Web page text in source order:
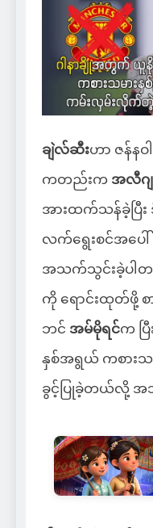
ချဲလ်ဆီးဟာ ဇန်န
ကတည်းက အလီဂျ
အားထက်သန်ခဲ့ပြီး
လက်ရွေးစင်အပေ
အသက်သွင်းခဲ့ပါ
ကို ရောင်းထုတ်ဖို့ စာ
ဘင် အမ်မိုရင်က ပ
နှစ်အရွယ် ကစား
ခွင့်ပြုခဲ့တယ်လို့ အ